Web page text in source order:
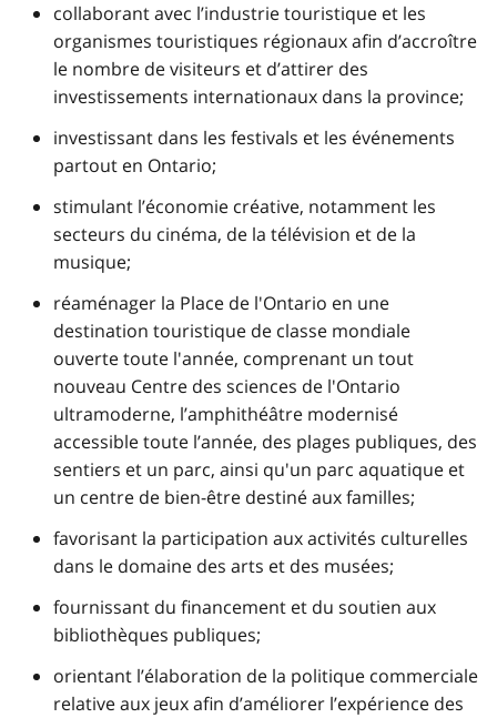
collaborant avec l’industrie touristique et les
organismes touristiques régionaux afin d’accroître
le nombre de visiteurs et d’attirer des
investissements internationaux dans la province;
investissant dans les festivals et les événements
partout en Ontario;
stimulant l’économie créative, notamment les
secteurs du cinéma, de la télévision et de la
musique;
réaménager la Place de l'Ontario en une
destination touristique de classe mondiale
ouverte toute l'année, comprenant un tout
nouveau Centre des sciences de l'Ontario
ultramoderne, l’amphithéâtre modernisé
accessible toute l’année, des plages publiques, des
sentiers et un parc, ainsi qu'un parc aquatique et
un centre de bien-être destiné aux familles;
favorisant la participation aux activités culturelles
dans le domaine des arts et des musées;
fournissant du financement et du soutien aux
bibliothèques publiques;
orientant l’élaboration de la politique commerciale
relative aux jeux afin d’améliorer l’expérience des